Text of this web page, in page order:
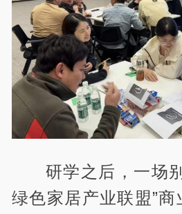
研学之后，一场
绿色家居产业联盟”